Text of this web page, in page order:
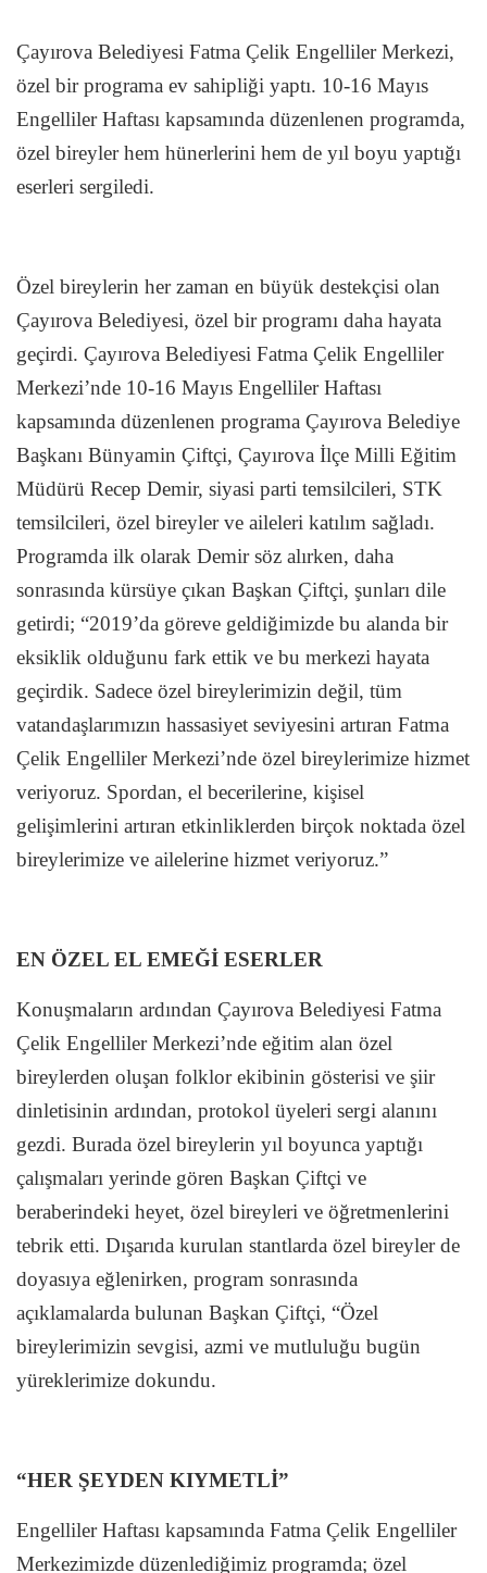
Çayırova Belediyesi Fatma Çelik Engelliler Merkezi,
özel bir programa ev sahipliği yaptı. 10-16 Mayıs
Engelliler Haftası kapsamında düzenlenen programda,
özel bireyler hem hünerlerini hem de yıl boyu yaptığı
eserleri sergiledi.
Özel bireylerin her zaman en büyük destekçisi olan
Çayırova Belediyesi, özel bir programı daha hayata
geçirdi. Çayırova Belediyesi Fatma Çelik Engelliler
Merkezi’nde 10-16 Mayıs Engelliler Haftası
kapsamında düzenlenen programa Çayırova Belediye
Başkanı Bünyamin Çiftçi, Çayırova İlçe Milli Eğitim
Müdürü Recep Demir, siyasi parti temsilcileri, STK
temsilcileri, özel bireyler ve aileleri katılım sağladı.
Programda ilk olarak Demir söz alırken, daha
sonrasında kürsüye çıkan Başkan Çiftçi, şunları dile
getirdi; “2019’da göreve geldiğimizde bu alanda bir
eksiklik olduğunu fark ettik ve bu merkezi hayata
geçirdik. Sadece özel bireylerimizin değil, tüm
vatandaşlarımızın hassasiyet seviyesini artıran Fatma
Çelik Engelliler Merkezi’nde özel bireylerimize hizmet
veriyoruz. Spordan, el becerilerine, kişisel
gelişimlerini artıran etkinliklerden birçok noktada özel
bireylerimize ve ailelerine hizmet veriyoruz.”
EN ÖZEL EL EMEĞİ ESERLER
Konuşmaların ardından Çayırova Belediyesi Fatma
Çelik Engelliler Merkezi’nde eğitim alan özel
bireylerden oluşan folklor ekibinin gösterisi ve şiir
dinletisinin ardından, protokol üyeleri sergi alanını
gezdi. Burada özel bireylerin yıl boyunca yaptığı
çalışmaları yerinde gören Başkan Çiftçi ve
beraberindeki heyet, özel bireyleri ve öğretmenlerini
tebrik etti. Dışarıda kurulan stantlarda özel bireyler de
doyasıya eğlenirken, program sonrasında
açıklamalarda bulunan Başkan Çiftçi, “Özel
bireylerimizin sevgisi, azmi ve mutluluğu bugün
yüreklerimize dokundu.
“HER ŞEYDEN KIYMETLİ”
Engelliler Haftası kapsamında Fatma Çelik Engelliler
Merkezimizde düzenlediğimiz programda; özel